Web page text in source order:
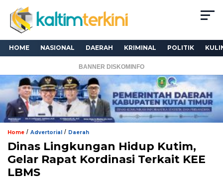
HOME NASIONAL DAERAH KRIMINAL POLITIK
BANNER DISKOMINFO
Home / Advertorial / Daerah
Dinas Lingkungan Hidup Kutim,
Gelar Rapat Kordinasi Terkait KEE
LBMS